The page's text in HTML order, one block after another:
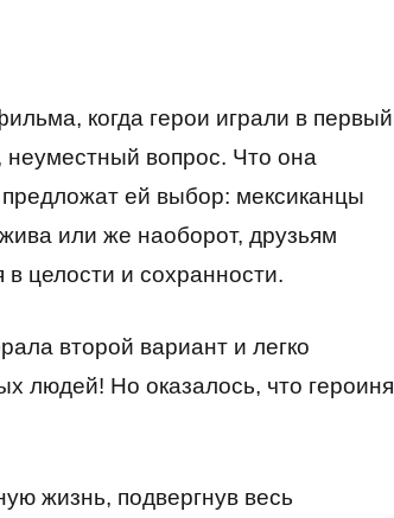
когда герои играли в первый
вопрос. Что она
ей выбор: мексиканцы
или же наоборот, друзьям
целости и сохранности.
второй вариант и легко
людей! Но оказалось, что героиня
жизнь, подвергнув весь